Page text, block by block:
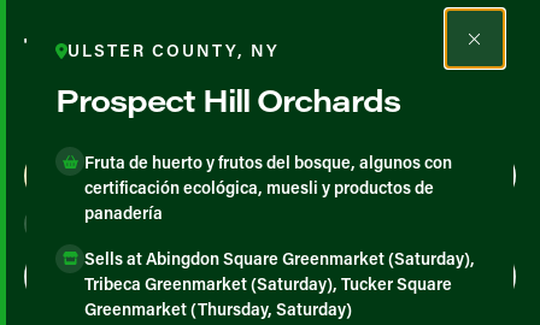
Todos los agricultores y
productores
Map View List View
ULSTER COUNTY, NY
Prospect Hill Orchards
Fruta de huerto y frutos del bosque, algunos con
certificación ecológica, muesli y productos de
panadería
Sells at Abingdon Square Greenmarket (Saturday),
Tribeca Greenmarket (Saturday), Tucker Square
Greenmarket (Thursday, Saturday)